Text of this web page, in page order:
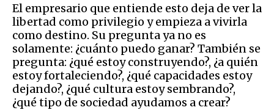
El empresario que entiende esto deja de ver la
libertad como privilegio y empieza a vivirla
como destino. Su pregunta ya no es
solamente: ¿cuánto puedo ganar? También se
pregunta: ¿qué estoy construyendo?, ¿a quién
estoy fortaleciendo?, ¿qué capacidades estoy
dejando?, ¿qué cultura estoy sembrando?,
¿qué tipo de sociedad ayudamos a crear?